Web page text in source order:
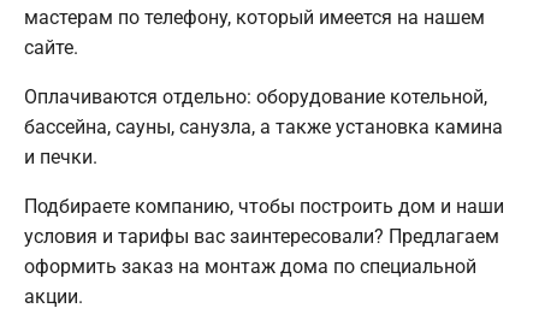
мастерам по телефону, который имеется на нашем
сайте.
Оплачиваются отдельно: оборудование котельной,
бассейна, сауны, санузла, а также установка камина
и печки.
Подбираете компанию, чтобы построить дом и наши
условия и тарифы вас заинтересовали? Предлагаем
оформить заказ на монтаж дома по специальной
акции.